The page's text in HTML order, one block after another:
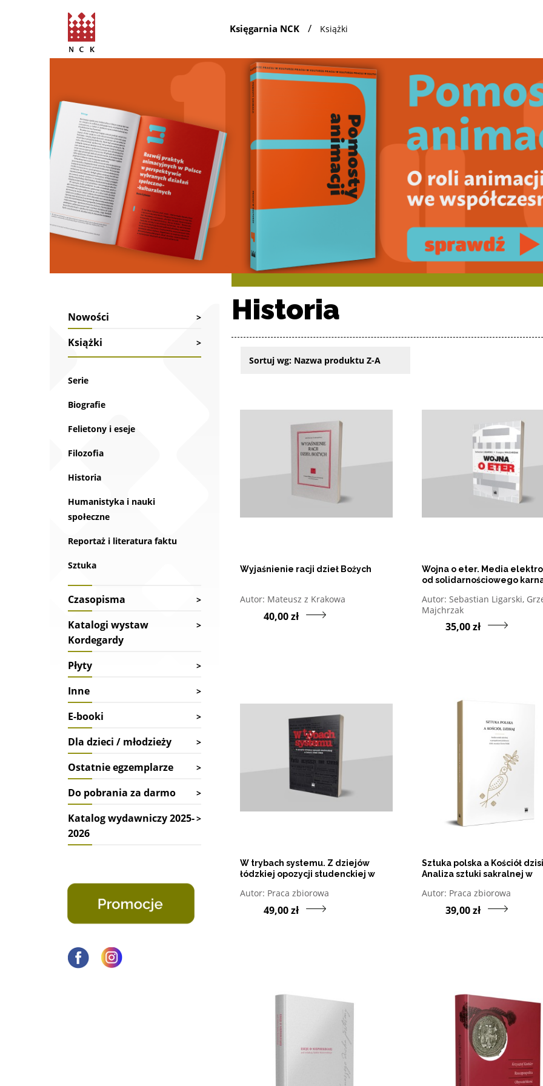
Księgarnia NCK / Książki
Nowości
Książki
Serie
Biografie
Felietony i eseje
Filozofia
Historia
Humanistyka i nauki
społeczne
Reportaż i literatura faktu
Sztuka
Czasopisma
Katalogi wystaw
Kordegardy
Płyty
Inne
E-booki
Dla dzieci / młodzieży
Ostatnie egzemplarze
Do pobrania za darmo
Katalog wydawniczy 2025-
2026
Historia
Sortuj wg: Nazwa produktu Z-A
Wyjaśnienie racji dzieł Bożych
Autor: Otwórz w nowym oknie listę pozycji, których autorem jest
Mateusz z Krakowa
40,00 zł
Przejdź do produktu Wyjaśnienie racji dzieł
Wojna o eter. Media
od solidarnościowego
solidarnościowych
Autor: Otwórz w nowym
Sebastian Ligarski,
Majchrzak
35,00 zł
W trybach systemu. Z dziejów
łódzkiej opozycji studenckiej w
Autor: Otwórz w nowym oknie listę pozycji, których autorem jest
Praca zbiorowa
49,00 zł
Przejdź do produktu W trybach systemu. Z
Sztuka polska a Kościół
Analiza sztuki sakralnej w
rocznicy Chrztu Polski
Autor: Otwórz w nowym
Praca zbiorowa
39,00 zł